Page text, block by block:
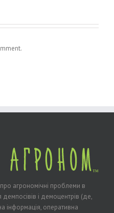
агрономічні проблеми в
демпосівів і демоцентрів (де,
інформація, оперативна